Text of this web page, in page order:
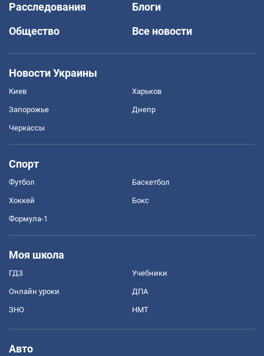
Расследования
Блоги
Общество
Все новости
Новости Украины
Киев Харьков
Запорожье Днепр
Черкассы
Спорт
Футбол Баскетбол
Хоккей Бокс
Формула-1
Моя школа
ГДЗ Учебники
Онлайн уроки ДПА
ЗНО НМТ
Авто